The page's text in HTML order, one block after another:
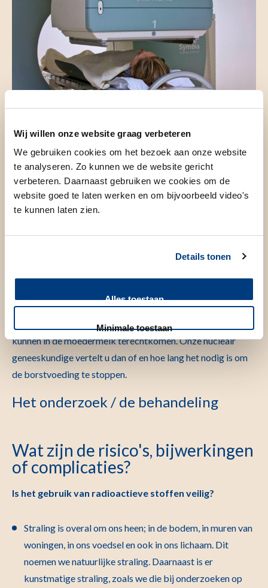
Wij willen onze website graag verbeteren
We gebruiken cookies om het bezoek aan onze website
te analyseren. Zo kunnen we de website gericht
verbeteren. Daarnaast gebruiken we cookies om de
website goed te laten werken en om bijvoorbeeld video's
te kunnen laten zien.
Details tonen
Alles toestaan
Minimale toestaan
Voorbereiding
Hoe kunt u zich voorbereiden?
Zwangerschap en borstvoeding
Ongeboren kinderen en kinderen zijn gevoeliger voor
straling dan volwassenen. Laat het altijd uw arts weten
noodzaak van het onderzoek. Meld het ook wanneer u
borstvoeding geeft. Sommige van de radioactieve stoffen
kunnen in de moedermelk terechtkomen. Onze nucleair
geneeskundige vertelt u dan of en hoe lang het nodig is om
de borstvoeding te stoppen.
Het onderzoek / de behandeling
Wat zijn de risico's, bijwerkingen
of complicaties?
Is het gebruik van radioactieve stoffen veilig?
Straling is overal om ons heen; in de bodem, in muren van
woningen, in ons voedsel en ook in ons lichaam. Dit
noemen we natuurlijke straling. Daarnaast is er
kunstmatige straling, zoals we die bij onderzoeken op